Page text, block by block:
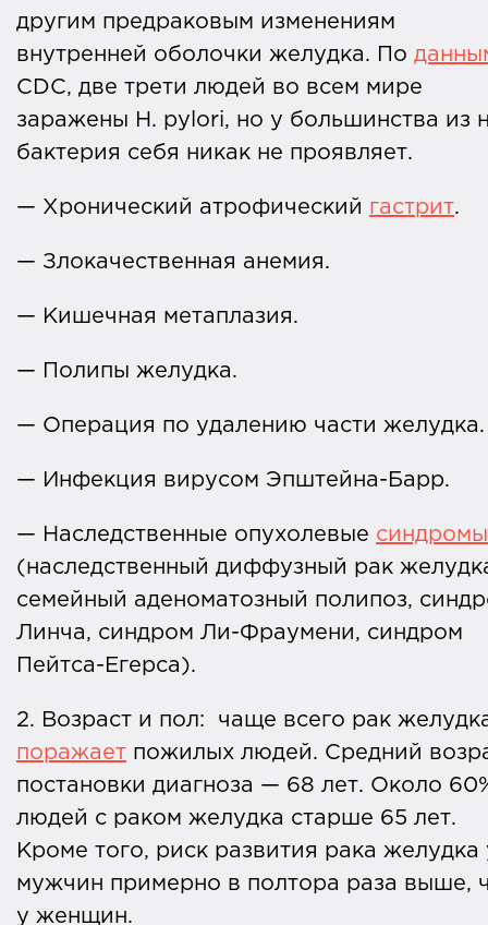
другим предраковым изменениям
внутренней оболочки желудка. По
CDC, две трети людей во всем мире
заражены H. pylori, но у большинства из
бактерия себя никак не проявляет.
— Хронический атрофический гастрит.
— Злокачественная анемия.
— Кишечная метаплазия.
— Полипы желудка.
— Операция по удалению части желудка.
— Инфекция вирусом Эпштейна-Барр.
— Наследственные опухолевые синдромы
(наследственный диффузный рак
семейный аденоматозный полипоз,
Линча, синдром Ли-Фраумени, синдром
Пейтса-Егерса).
2. Возраст и пол: чаще всего рак
поражает пожилых людей. Средний
постановки диагноза — 68 лет. Около
людей с раком желудка старше 65 лет.
Кроме того, риск развития рака желудка
мужчин примерно в полтора раза выше,
у женщин.